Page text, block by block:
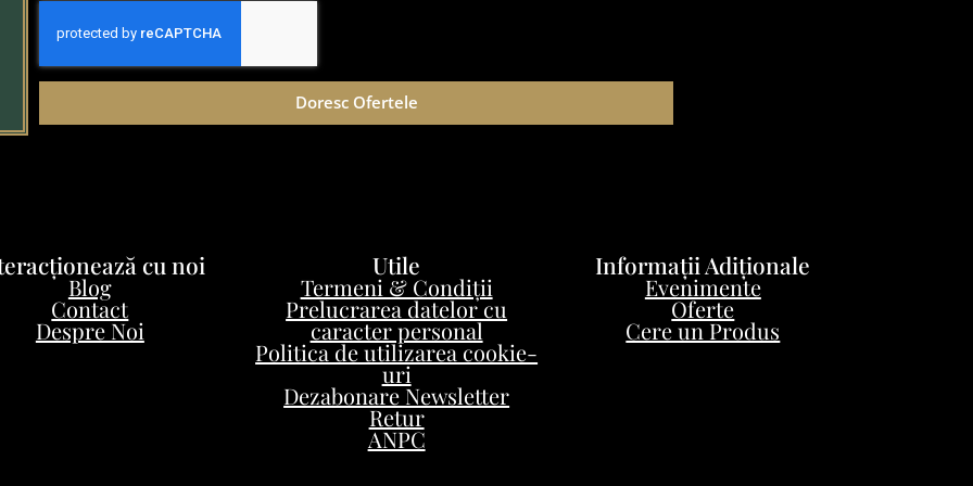
Doresc Ofertele
cu noi
Blog
Contact
Despre Noi
Utile
Termeni & Condiții
Prelucrarea datelor cu
caracter personal
Politica de utilizarea cookie-
uri
Dezabonare Newsletter
Retur
ANPC
Informații Adiționale
Evenimente
Oferte
Cere un Produs